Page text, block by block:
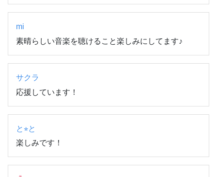
mi
素晴らしい音楽を聴けること楽しみにしてます♪
サクラ
応援しています！
と⭐︎と
楽しみです！